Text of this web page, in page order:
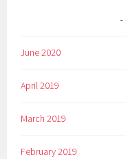
June 2020
April 2019
March 2019
February 2019